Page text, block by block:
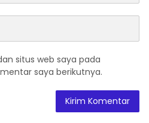
situs web saya pada
saya berikutnya.